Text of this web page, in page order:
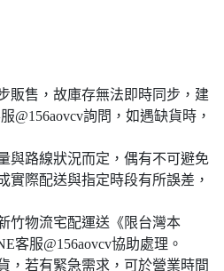
販售，故庫存無法即時同步，建
@156aovcv詢問，如遇缺貨時，
與路線狀況而定，偶有不可避免
實際配送與指定時段有所誤差，
竹物流宅配運送《限台灣本
客服@156aovcv協助處理。
，若有緊急需求，可於營業時間